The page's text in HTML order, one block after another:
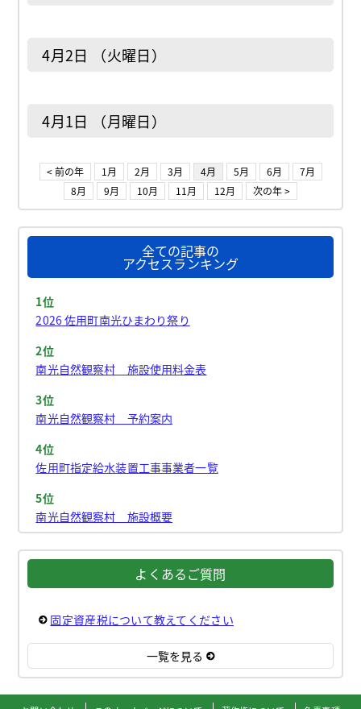
4月2日 （火曜日）
4月1日 （月曜日）
< 前の年 1月 2月 3月 4月 5月 6月
7月
8月
9月 10月 11月 12月 次の年 >
全ての記事の
アクセスランキング
1位
2026 佐用町南光ひまわり祭り
2位
南光自然観察村 施設使用料金表
3位
南光自然観察村 予約案内
4位
佐用町指定給水装置工事事業者一覧
5位
南光自然観察村 施設概要
よくあるご質問
固定資産税について教えてください
一覧を見る